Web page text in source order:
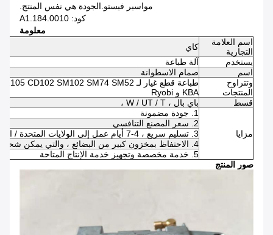
مواسير فيستو.الجودة هي نفس المنتج.
كود: A1.184.0010
معلومة
اسم العلامة
التجارية
كاي
يستخدم
آلة طباعة
اسم
صمام الاسطوانة
وتتراوح
المنتجات
KBA و Ryobi
قسط
باي بال ، W / UT / T ،
مزايا
1. جودة مضمونة
2. سعر المصنع التنافسي
3. تسليم سريع ، 4-7 أيام عمل إلى الولايات المتحدة / المملكة المتحدة / الاتحاد الأفريقي
4. الاحتفاظ بمخزون كبير من البضائع ، والتي يمكن شحنها في غضون 24-48 ساعة بعد تأكيد الدفع
5. خدمة مخصصة وتجهيز خدمة الإنتاج المتاحة
صور المنتج